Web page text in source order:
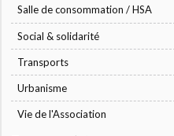
Salle de consommation / HSA
Social & solidarité
Transports
Urbanisme
Vie de l'Association